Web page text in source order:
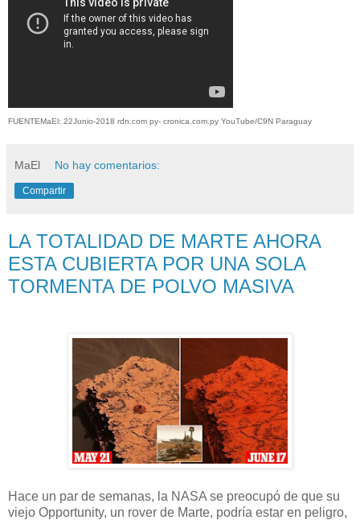
FUENTEMaEl: 22Junio-2018 rdn.com py- cronica.com.py YouTube/C9N Paraguay
MaEl No hay comentarios:
Compartir
LA TOTALIDAD DE MARTE AHORA
ESTA CUBIERTA POR UNA SOLA
TORMENTA DE POLVO MASIVA
Hace un par de semanas, la NASA se preocupó de que su
viejo Opportunity, un rover de Marte, podría estar en peligro,